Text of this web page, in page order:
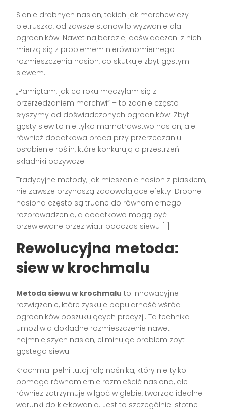
Sianie drobnych nasion, takich jak marchew czy
pietruszka, od zawsze stanowiło wyzwanie dla
ogrodników. Nawet najbardziej doświadczeni z nich
mierzą się z problemem nierównomiernego
rozmieszczenia nasion, co skutkuje zbyt gęstym
siewem.
„Pamiętam, jak co roku męczyłam się z
przerzedzaniem marchwi” – to zdanie często
słyszymy od doświadczonych ogrodników. Zbyt
gęsty siew to nie tylko marnotrawstwo nasion, ale
również dodatkowa praca przy przerzedzaniu i
osłabienie roślin, które konkurują o przestrzeń i
składniki odżywcze.
Tradycyjne metody, jak mieszanie nasion z piaskiem,
nie zawsze przynoszą zadowalające efekty. Drobne
nasiona często są trudne do równomiernego
rozprowadzenia, a dodatkowo mogą być
przewiewane przez wiatr podczas siewu [1].
Rewolucyjna metoda:
siew w krochmalu
Metoda siewu w krochmalu to innowacyjne
rozwiązanie, które zyskuje popularność wśród
ogrodników poszukujących precyzji. Ta technika
umożliwia dokładne rozmieszczenie nawet
najmniejszych nasion, eliminując problem zbyt
gęstego siewu.
Krochmal pełni tutaj rolę nośnika, który nie tylko
pomaga równomiernie rozmieścić nasiona, ale
również zatrzymuje wilgoć w glebie, tworząc idealne
warunki do kiełkowania. Jest to szczególnie istotne